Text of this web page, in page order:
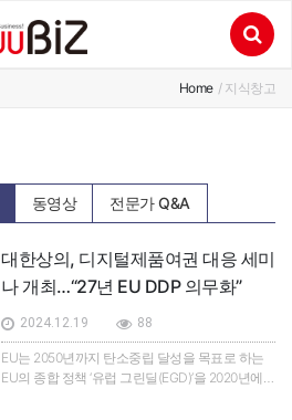
Home / 지식창고
동영상 전문가 Q&A
대한상의, 디지털제품여권 대응 세미
나 개최…“27년 EU DDP 의무화”
2024.12.19 88
EU는 2050년까지 탄소중립 달성을 목표로 하는
EU의 종합 정책 ‘유럽 그린딜(EGD)’을 2020년에